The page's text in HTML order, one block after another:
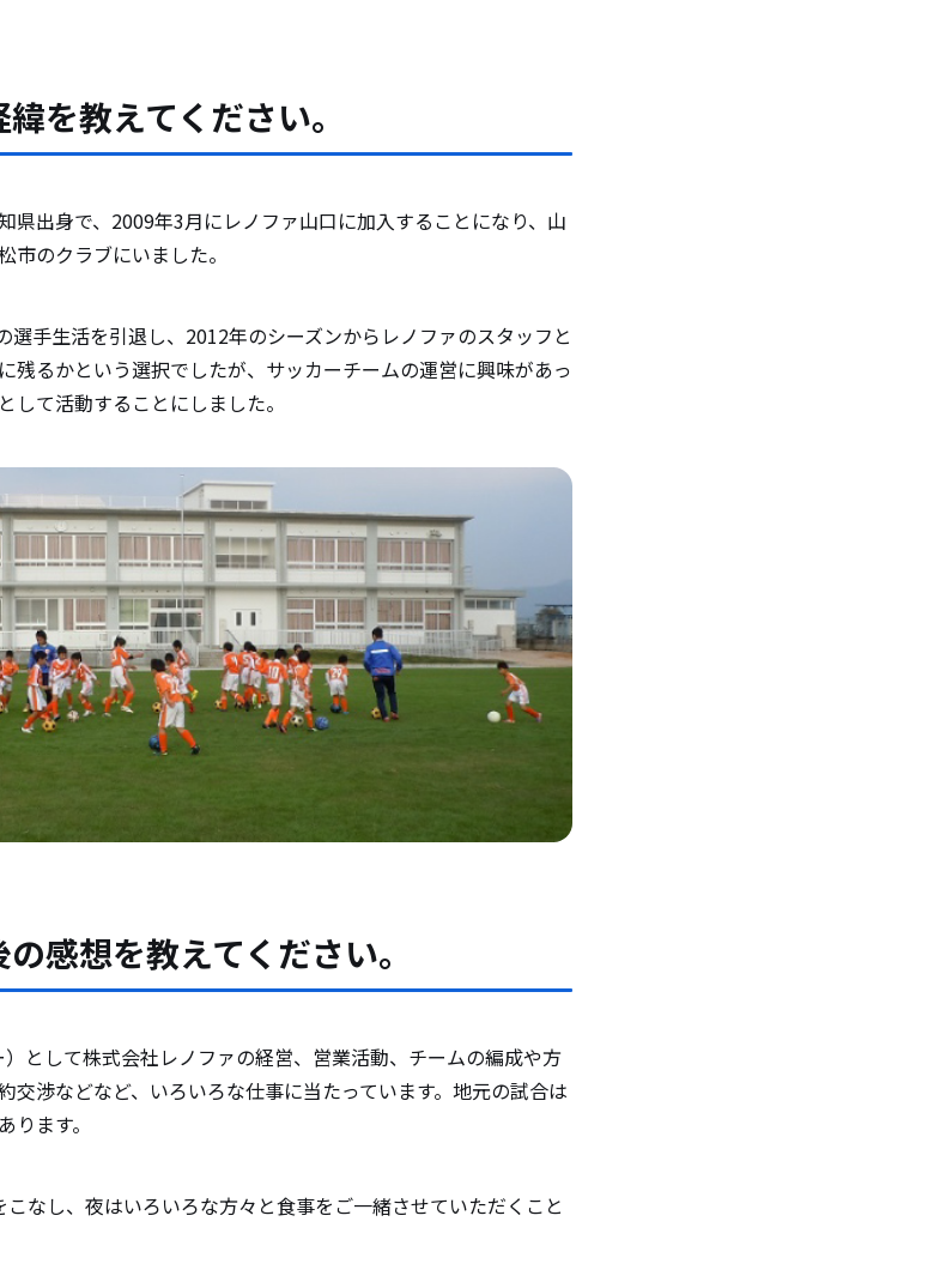
住してきた人にアドバイスをお願いします。
を教えてください。
県出身で、2009年3月にレノファ山口に加入することになり、山
市のクラブにいました。
手生活を引退し、2012年のシーズンからレノファのスタッフと
残るかという選択でしたが、サッカーチームの運営に興味があっ
して活動することにしました。
感想を教えてください。
として株式会社レノファの経営、営業活動、チームの編成や方
交渉などなど、いろいろな仕事に当たっています。地元の試合は
ます。
なし、夜はいろいろな方々と食事をご一緒させていただくこと